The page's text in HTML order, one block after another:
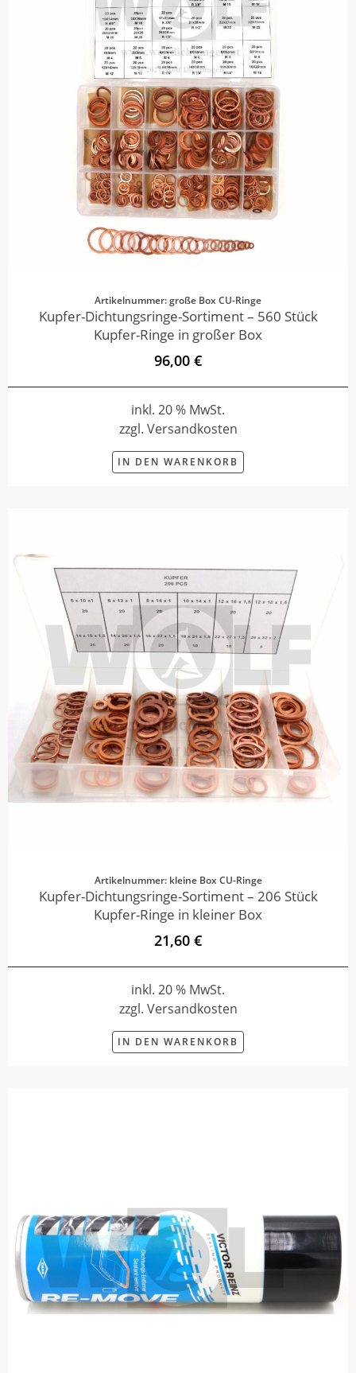
Artikelnummer: große Box CU-Ringe
Kupfer-Dichtungsringe-Sortiment – 560 Stück
Kupfer-Ringe in großer Box
96,00 €
inkl. 20 % MwSt.
zzgl. Versandkosten
IN DEN WARENKORB
Artikelnummer: kleine Box CU-Ringe
Kupfer-Dichtungsringe-Sortiment – 206 Stück
Kupfer-Ringe in kleiner Box
21,60 €
inkl. 20 % MwSt.
zzgl. Versandkosten
IN DEN WARENKORB